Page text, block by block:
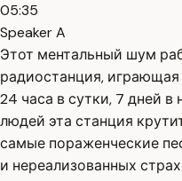
05:35
Speaker A
Этот ментальный шум
радиостанция,
24 часа в сутки, 7 дней
людей эта станция
самые пораженческие
и нереализованных